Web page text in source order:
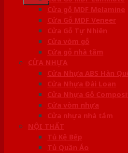
Cửa gỗ MDF Melamine
Cửa Gỗ MDF Veneer
Cửa Gỗ Tự Nhiên
Cửa vòm gỗ
Cửa gỗ nhà tắm
CỬA NHỰA
Cửa Nhựa ABS Hàn
Cửa Nhựa Đài Loan
Cửa Nhựa Gỗ
Cửa vòm nhựa
Cửa nhựa nhà tắm
NỘI THẤT
Tủ Kệ Bếp
Tủ Quần Áo